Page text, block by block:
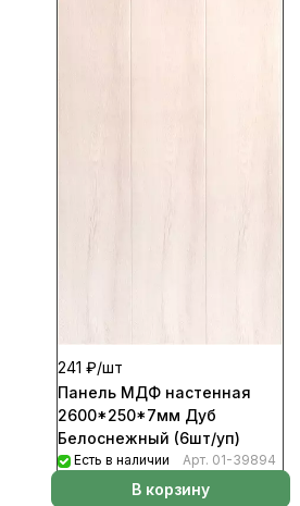
241 ₽/шт
Панель МДФ настенная
2600*250*7мм Дуб
Белоснежный (6шт/уп)
Есть в наличии Арт. 01-39894
В корзину